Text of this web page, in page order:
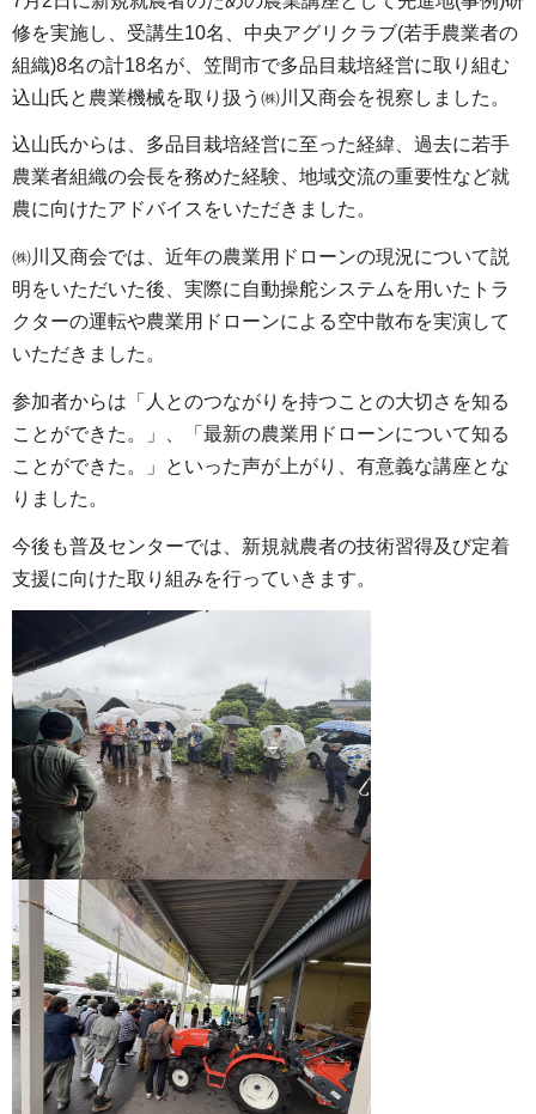
修を実施し、受講生10名、中央アグリクラブ(若手農業者の
組織)8名の計18名が、笠間市で多品目栽培経営に取り組む
込山氏と農業機械を取り扱う㈱川又商会を視察しました。
込山氏からは、多品目栽培経営に至った経緯、過去に若手
農業者組織の会長を務めた経験、地域交流の重要性など就
農に向けたアドバイスをいただきました。
㈱川又商会では、近年の農業用ドローンの現況について説
明をいただいた後、実際に自動操舵システムを用いたトラ
クターの運転や農業用ドローンによる空中散布を実演して
いただきました。
参加者からは「人とのつながりを持つことの大切さを知る
ことができた。」、「最新の農業用ドローンについて知る
ことができた。」といった声が上がり、有意義な講座とな
りました。
今後も普及センターでは、新規就農者の技術習得及び定着
支援に向けた取り組みを行っていきます。